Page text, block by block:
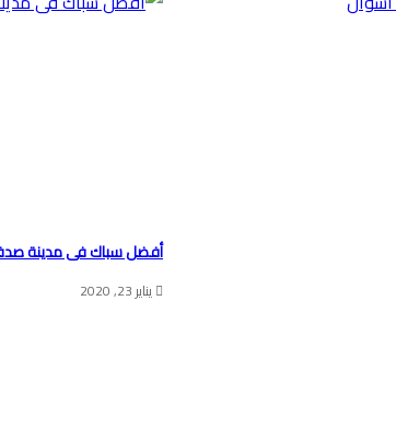
أفضل سباك فى مدينة
يناير 23, 2020